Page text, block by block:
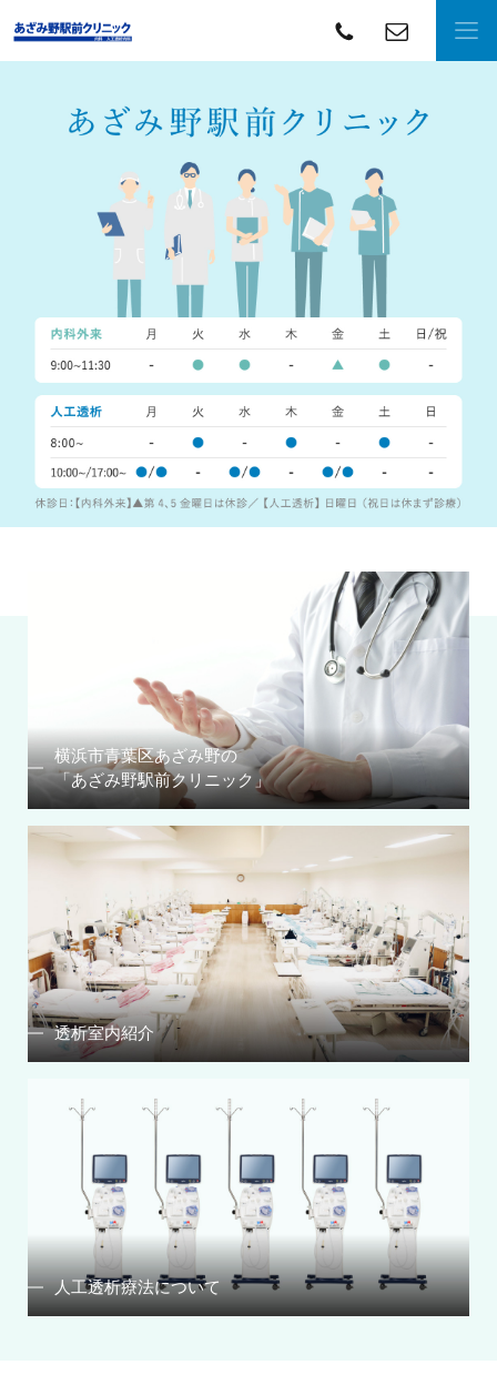
横浜市青葉区あざみ野の
「あざみ野駅前クリニック」
透析室内紹介
人工透析療法について